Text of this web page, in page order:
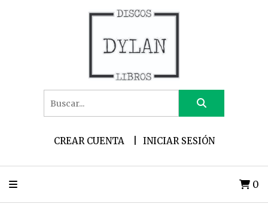
CREAR CUENTA INICIAR SESIÓN
0